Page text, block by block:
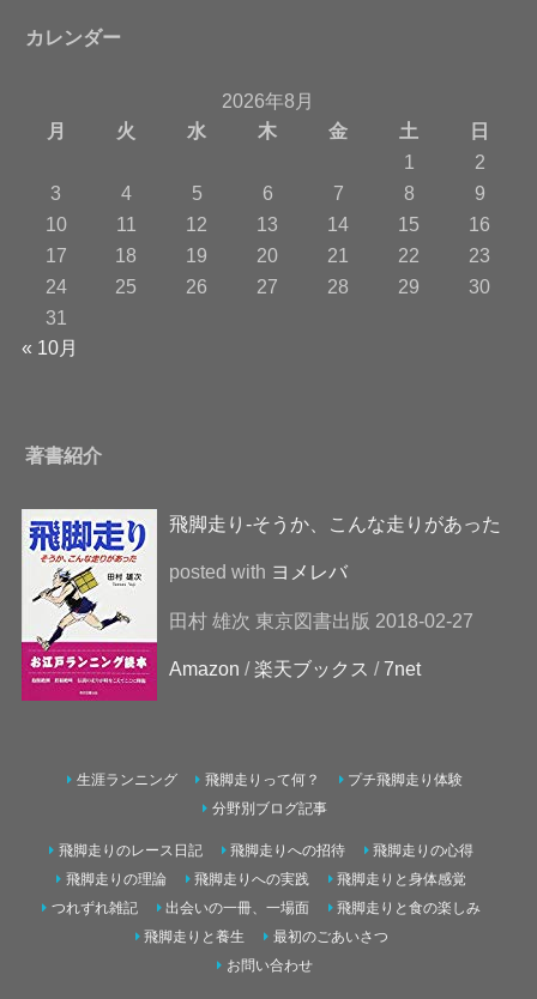
カレンダー
2026年8月
月
火 水 木 金 土
日
1
2
3
4 5 6 7 8
9
10
11 12 13 14 15
16
17
18 19 20 21 22
23
24
25 26 27 28 29
30
31
« 10月
著書紹介
飛脚走り-そうか、こんな走りがあった
posted with ヨメレバ
田村 雄次 東京図書出版 2018-02-27
Amazon /楽天ブックス /7net
生涯ランニング 飛脚走りって何？
プチ飛脚走り体験
分野別ブログ記事
飛脚走りのレース日記 飛脚走りへの招待
飛脚走りの心得
飛脚走りの理論
飛脚走りへの実践
飛脚走りと身体感覚
つれずれ雑記
出会いの一冊、一場面
飛脚走りと食の楽しみ
飛脚走りと養生
最初のごあいさつ
お問い合わせ